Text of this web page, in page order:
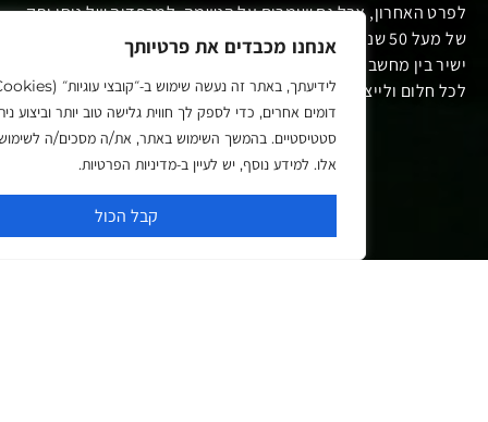
אנחנו מכבדים את פרטיותך
לידיעתך, באתר זה נעשה שימוש ב‑״קובצי עוגיות״ (Cookies) וכלים
דומים אחרים, כדי לספק לך חווית גלישה טוב יותר וביצוע ניתוחים
סטטיסטיים. בהמשך השימוש באתר, את/ה מסכים/ה לשימוש שלנו
אלו. למידע נוסף, יש לעיין ב‑מדיניות הפרטיות.
קבל הכול
האחרון, אבל גם שומרים על הנשמה. למרפדיה של ניסו ותק
של מעל 50 שנה, מחלקת תכנון ועיצוב רחבה ומקצועית, וחיבור
מחשבה לביצוע. כך אנחנו מצליחים להתאים את עצמנו
ולייצר אותו במהירות, באיכות ובגובה העיניים.